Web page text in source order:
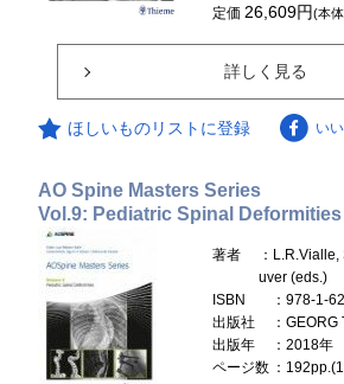
定価 26,609円(本
詳しく見る
ほしいものリストに登録 い
AO Spine Masters Series
Vol.9: Pediatric Spinal Deformities
著者
：
uver (eds.)
ISBN
：978-1-
出版社
：
出版年
：2018年
ページ数 ：